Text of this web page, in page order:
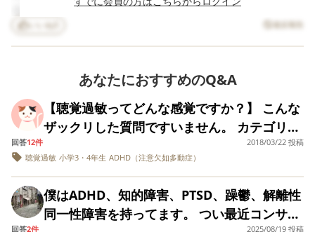
と言うので耳を済ま
せたら2分後くらいに
サイレンが聞こえた
ん！と指差すので炊
飯器の方を見たら突
然パカッと炊飯器の
蓋が勝手に開いたり
した事があります。
当時は本気で「この
子エスパーちゃう
ん？！」と思ってま
したが、これらは聴
覚過敏のせいだった
のかなぁと思うよう
になりました。 今の
彼は「聞こえなくて
ういった、過敏て、
によりますか？ なん
か、集団生活が可哀
想になってきまし
た。
か一方の部屋が静かになると耳はいたくなりませんし、勿
論何も聞こえません。 音源を探して見るのもいいと思い
ます。 因みに飛行機が飛んでいて、飛行機から音が聞こ
Consequatur voluptas quia. Placeat dolor dolorem.
Amet a maxime. Iusto ipsa ullam. Iusto nesciunt
dolores. Et modi quidem. Repellat et id. Assumenda
minus blanditiis. Iure accusamus sunt. Reiciendis
culpa magni. Ut illo odio. Consectetur est dolor.
Provident incidunt est.
いいね 違反報告
あなたにおすすめのQ&A
【聴覚過敏ってどんな感覚ですか？】 こんな
ザックリした質問ですいません。 カテゴリも
「お悩み聞いて！」ですが、悩みではなく、
知る事で息子により良い対応が出来れば…と
敏（だけでなく、感覚全般に過敏だそうです
が）を持っていると心理士さんから言われま
回答12件
2018/03/22 投稿
聴覚過敏 小学3・4年生 ADHD（注意欠如多動症）
僕はADHD、知的障害、PTSD、躁鬱、解離性
同一性障害を持ってます。 つい最近コンサー
回答2件
2025/08/19 投稿